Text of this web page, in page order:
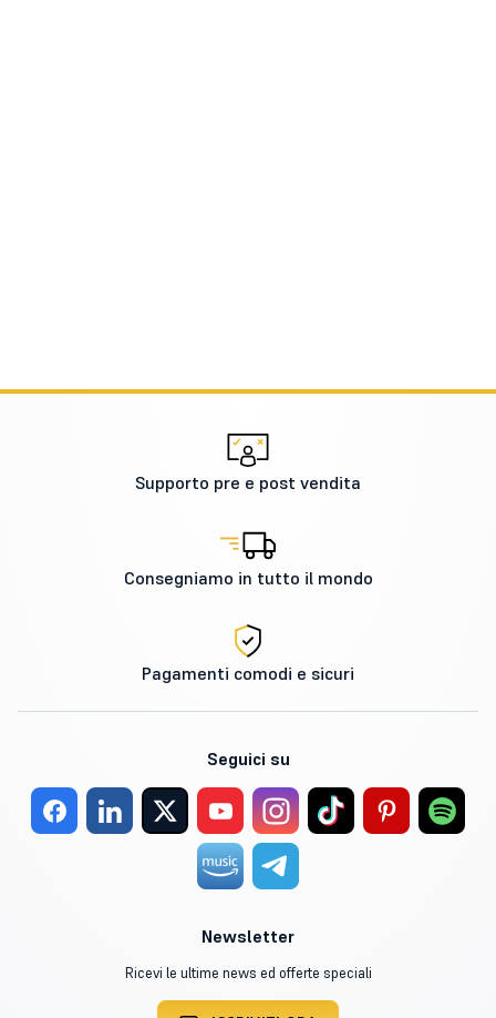
Supporto pre e post vendita
Consegniamo in tutto il mondo
Pagamenti comodi e sicuri
Seguici su
Newsletter
Ricevi le ultime news ed offerte speciali